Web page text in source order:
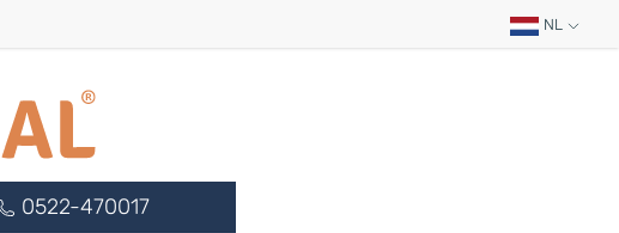
NL
0522-470017